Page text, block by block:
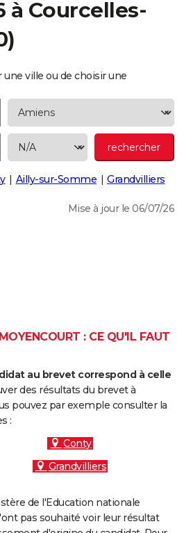
à Courcelles-
ville ou de choisir une
Ailly-sur-Somme Grandvilliers
Mise à jour le 06/07/26
: CE QU'IL FAUT
au brevet correspond à celle
des résultats du brevet à
pouvez par exemple consulter la
:
Conty
Grandvilliers
de l'Education nationale
pas souhaité voir leur résultat